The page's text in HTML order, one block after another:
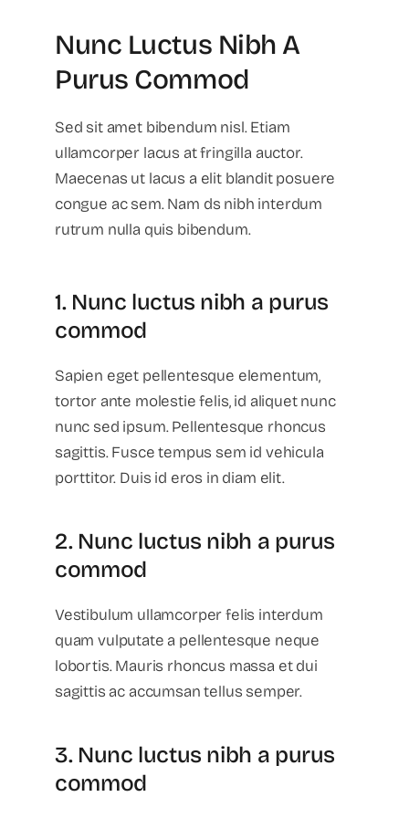
Nunc Luctus Nibh A
Purus Commod
Sed sit amet bibendum nisl. Etiam
ullamcorper lacus at fringilla auctor.
Maecenas ut lacus a elit blandit posuere
congue ac sem. Nam ds nibh interdum
rutrum nulla quis bibendum.
1. Nunc luctus nibh a purus
commod
Sapien eget pellentesque elementum,
tortor ante molestie felis, id aliquet nunc
nunc sed ipsum. Pellentesque rhoncus
sagittis. Fusce tempus sem id vehicula
porttitor. Duis id eros in diam elit.
2. Nunc luctus nibh a purus
commod
Vestibulum ullamcorper felis interdum
quam vulputate a pellentesque neque
lobortis. Mauris rhoncus massa et dui
sagittis ac accumsan tellus semper.
3. Nunc luctus nibh a purus
commod